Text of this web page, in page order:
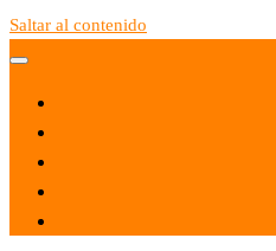
Saltar al contenido